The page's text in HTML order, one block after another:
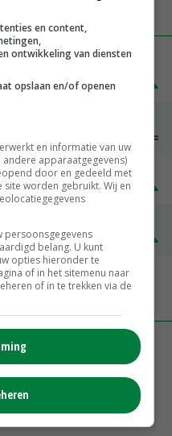
€ 269,00 € 7,00
€ 197,00 € 2,00
€ 345,00
onttrekkingsverbod,
‘ondernemersrisico’
Krullvarkens komt van de
en content,
ontwikkeling van diensten
opslaan en/of openen
en informatie van uw
apparaatgegevens)
door en gedeeld met
worden gebruikt. Wij en
persoonsgegevens
belang. U kunt
opties hieronder te
of in het sitemenu naar
of in te trekken via de